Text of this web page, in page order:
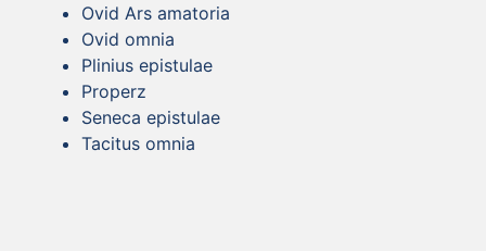
Ovid Ars amatoria
Ovid omnia
Plinius epistulae
Properz
Seneca epistulae
Tacitus omnia